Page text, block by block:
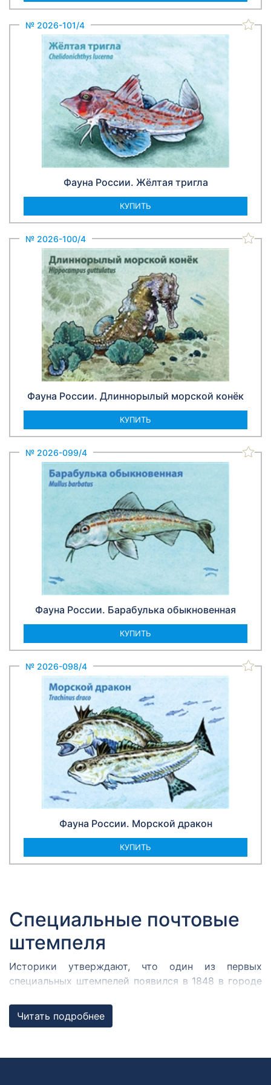
№ 2026-101/4
Фауна России. Жёлтая тригла
КУПИТЬ
№ 2026-100/4
Фауна России. Длиннорылый морской конёк
КУПИТЬ
№ 2026-099/4
Фауна России. Барабулька обыкновенная
КУПИТЬ
№ 2026-098/4
Фауна России. Морской дракон
КУПИТЬ
Специальные почтовые
штемпеля
Историки утверждают, что один из первых
специальных штемпелей появился в 1848 в городе
собрался Кромержижский парламент.
Парламентарии решили отметить его работу
Читать подробнее